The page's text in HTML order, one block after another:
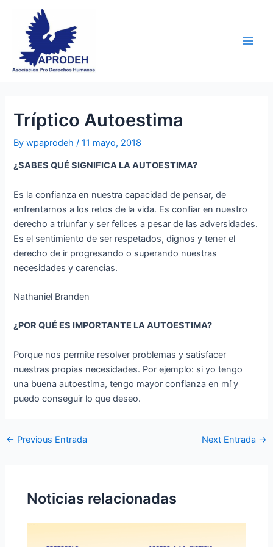
content
Tríptico Autoestima
Bywpaprodeh/11 mayo, 2018
¿SABES QUÉ SIGNIFICA LA AUTOESTIMA?
Es la confianza en nuestra capacidad de pensar, de
enfrentarnos a los retos de la vida. Es confiar en nuestro
derecho a triunfar y ser felices a pesar de las adversidades.
Es el sentimiento de ser respetados, dignos y tener el
derecho de ir progresando o superando nuestras
necesidades y carencias.
Nathaniel Branden
¿POR QUÉ ES IMPORTANTE LA AUTOESTIMA?
Porque nos permite resolver problemas y satisfacer
nuestras propias necesidades. Por ejemplo: si yo tengo
una buena autoestima, tengo mayor confianza en mí y
puedo conseguir lo que deseo.
navigation
← Previous Entrada Next Entrada →
Noticias relacionadas